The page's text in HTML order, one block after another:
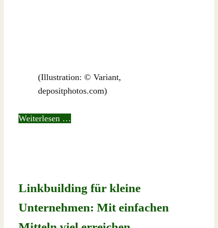
(Illustration: © Variant,
depositphotos.com)
Weiterlesen …
Linkbuilding für kleine
Unternehmen: Mit einfachen